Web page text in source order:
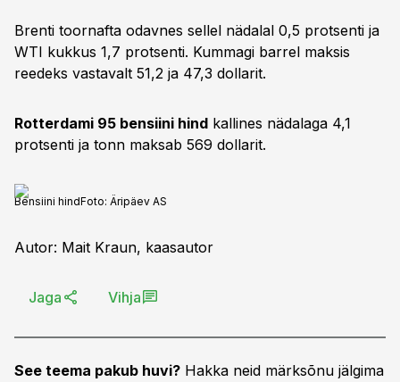
Brenti toornafta odavnes sellel nädalal 0,5 protsenti ja
WTI kukkus 1,7 protsenti. Kummagi barrel maksis
reedeks vastavalt 51,2 ja 47,3 dollarit.
Rotterdami 95 bensiini hind kallines nädalaga 4,1
protsenti ja tonn maksab 569 dollarit.
Bensiini hindFoto: Äripäev AS
Autor: Mait Kraun, kaasautor
Jaga Vihja
See teema pakub huvi? Hakka neid märksõnu jälgima